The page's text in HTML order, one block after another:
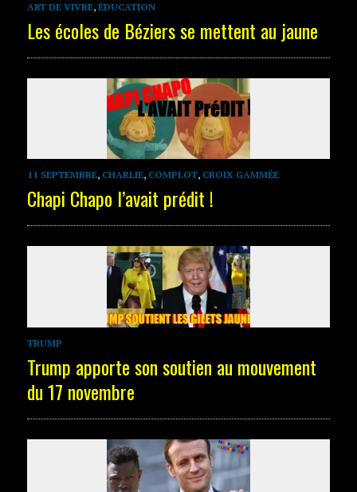
ART DE VIVRE, ÉDUCATION
Les écoles de Béziers se mettent au jaune
11 SEPTEMBRE, CHARLIE, COMPLOT, CROIX GAMMÉE
Chapi Chapo l’avait prédit !
TRUMP
Trump apporte son soutien au mouvement
du 17 novembre